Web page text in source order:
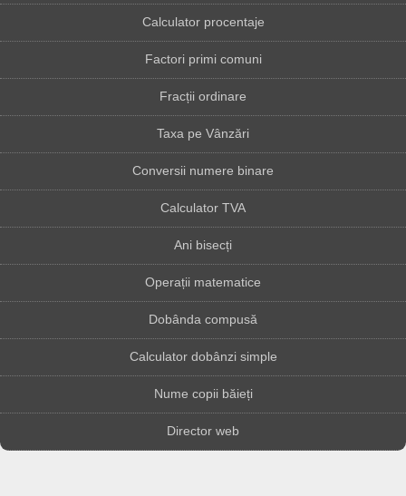
Calculator procentaje
Factori primi comuni
Fracții ordinare
Taxa pe Vânzări
Conversii numere binare
Calculator TVA
Ani bisecți
Operații matematice
Dobânda compusă
Calculator dobânzi simple
Nume copii băieți
Director web